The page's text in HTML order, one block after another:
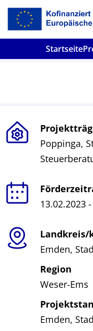
Startseite
Poppinga,
13.02.2023
Landkreis/
Emden,
Region
Weser-Ems
Emden,